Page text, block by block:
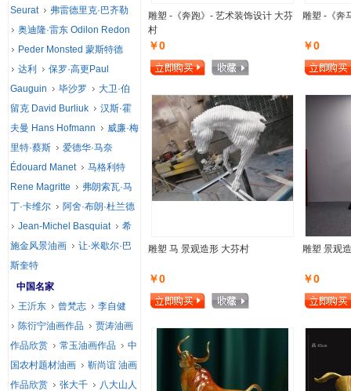
雕塑 -《奔跑》- 艺术装饰设计 大芬
村
￥0
雕塑 -《奔
￥0
雕塑 马 景观造形 大芬村
￥0
雕塑 景观
￥0
Seurat
弗雷德里克·巴齐勒
奥迪隆·雷东 Odilon Redon
Peder Monsted 蒙斯特德
达利
保罗·高更Paul
Gauguin
毕沙罗
大卫·伯
留克 David Burliuk
汉斯·霍
夫曼 Hans Hofmann
威廉·梅
里特·蔡斯
爱德华·马奈
Édouard Manet
马格利特
Rene Magritte
弗朗索瓦·马
丁·卡维尔
阿舍·布朗·杜兰德
Jean-Michel Basquiat
希
施金风景油画
让·米歇尔·巴
斯奎特
中国名家
王沂东
曾梵志
李自健
陈衍宁油画作品
贾涛油画
作品欣赏
常玉油画作品
中
国农村题材油画
靳尚谊 油画
作品欣赏
张大千
八大山人